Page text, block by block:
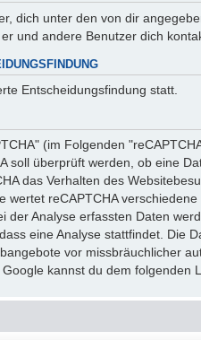
dich unter den von dir
und andere Benutzer dich
Entscheidungsfindung statt.
(im Folgenden
soll überprüft werden, ob eine
das Verhalten des
wertet reCAPTCHA
der Analyse erfassten Daten
eine Analyse stattfindet. Die
vor missbräuchlicher
kannst du dem folgenden